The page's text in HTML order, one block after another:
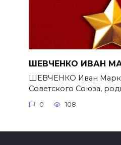
ШЕВЧЕНКО ИВАН
ШЕВЧЕНКО Иван
Советского Союза,
0 108